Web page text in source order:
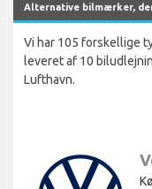
Alternative bilmærker,
Vi har 105 forskellige
leveret af 10
Lufthavn.